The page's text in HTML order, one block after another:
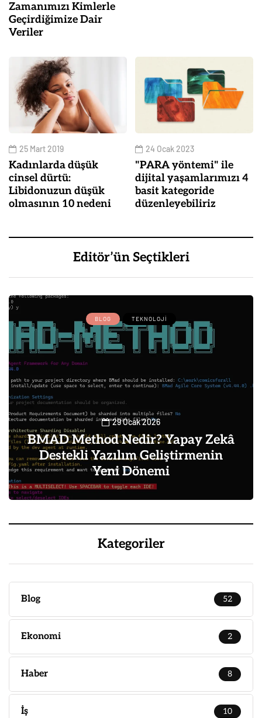
Zamanımızı Kimlerle
Geçirdiğimize Dair
Veriler
25 Mart 2019
Kadınlarda düşük
cinsel dürtü:
Libidonuzun düşük
olmasının 10 nedeni
24 Ocak 2023
"PARA yöntemi" ile
dijital yaşamlarımızı 4
basit kategoride
düzenleyebiliriz
Editör’ün Seçtikleri
BLOG TEKNOLOJI
29 Ocak 2026
BMAD Method Nedir? Yapay Zekâ
Destekli Yazılım Geliştirmenin
Yeni Dönemi
0
Kategoriler
Blog 52
Ekonomi 2
Haber 8
İş 10